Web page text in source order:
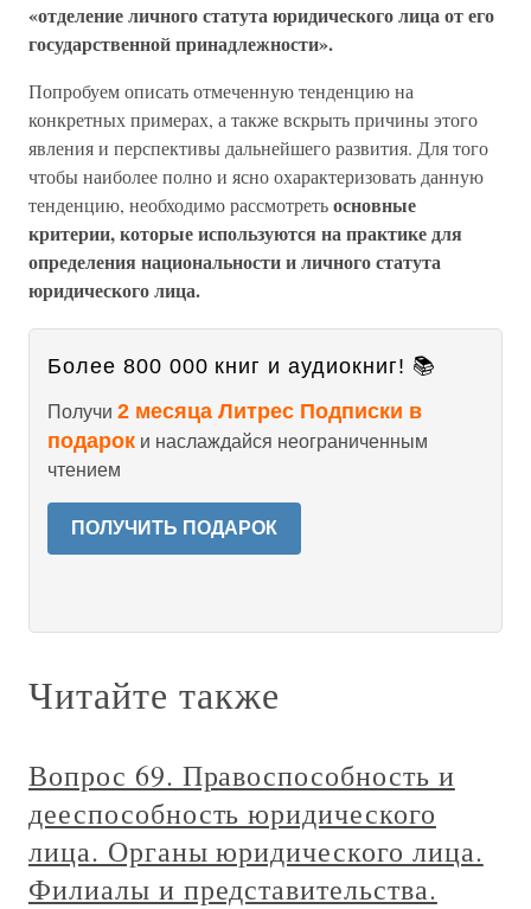
«отделение личного статута юридического лица от его
государственнойпринадлежности».
Попробуем описать отмеченную тенденцию на
конкретных примерах, а также вскрыть причины этого
явления и перспективы дальнейшего развития. Для того
чтобы наиболее полно и ясно охарактеризовать данную
тенденцию, необходимо рассмотретьосновные
критерии, которые используются на практике для
определения национальностии личного статута
юридического лица.
Более 800 000 книг и аудиокниг! 📚
Получи 2 месяца Литрес Подписки в
подарок и наслаждайся неограниченным
чтением
ПОЛУЧИТЬ ПОДАРОК
Читайте также
Вопрос 69. Правоспособность и
дееспособность юридического
лица. Органы юридического лица.
Филиалы и представительства.